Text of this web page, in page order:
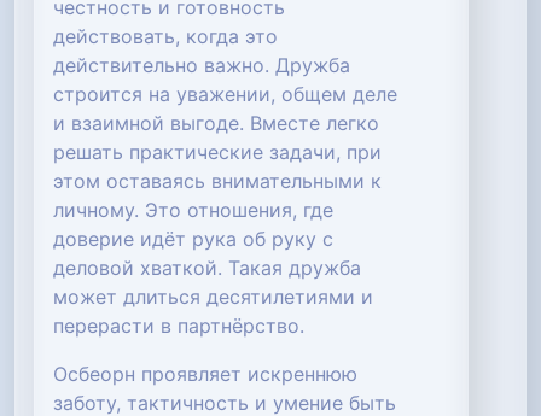
честность и готовность
действовать, когда это
действительно важно. Дружба
строится на уважении, общем деле
и взаимной выгоде. Вместе легко
решать практические задачи, при
этом оставаясь внимательными к
личному. Это отношения, где
доверие идёт рука об руку с
деловой хваткой. Такая дружба
может длиться десятилетиями и
перерасти в партнёрство.
Осбеорн проявляет искреннюю
заботу, тактичность и умение быть